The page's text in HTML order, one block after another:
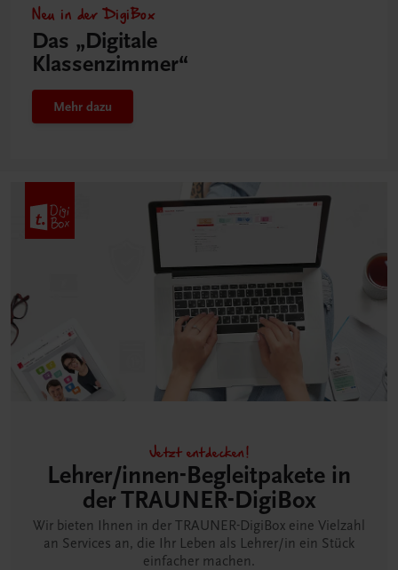
Neu in der DigiBox
Das „Digitale
Klassenzimmer“
Mehr dazu
Jetzt entdecken!
Lehrer/innen-Begleitpakete in
der TRAUNER-DigiBox
Wir bieten Ihnen in der TRAUNER-DigiBox eine Vielzahl
an Services an, die Ihr Leben als Lehrer/in ein Stück
einfacher machen.